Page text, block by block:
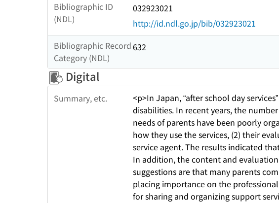
Bibliographic ID
(NDL)
032923021
http://id.ndl.go.jp/bib/032923021
Bibliographic Record
Category (NDL)
632
Digital
Summary, etc.
<p>In Japan, “after school day
disabilities. In recent years, the
needs of parents have been poorly
how they use the services, (2) their
service agent. The results indicated
In addition, the content and
suggestions are that many parents
placing importance on the
for sharing and organizing support